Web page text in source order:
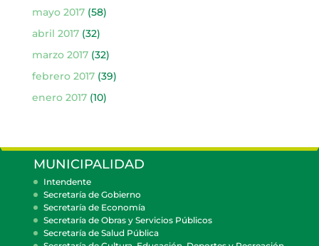
mayo 2017(58)
abril 2017(32)
marzo 2017(32)
febrero 2017(39)
enero 2017(10)
MUNICIPALIDAD
Intendente
Secretaría de Gobierno
Secretaría de Economía
Secretaría de Obras y Servicios Públicos
Secretaría de Salud Pública